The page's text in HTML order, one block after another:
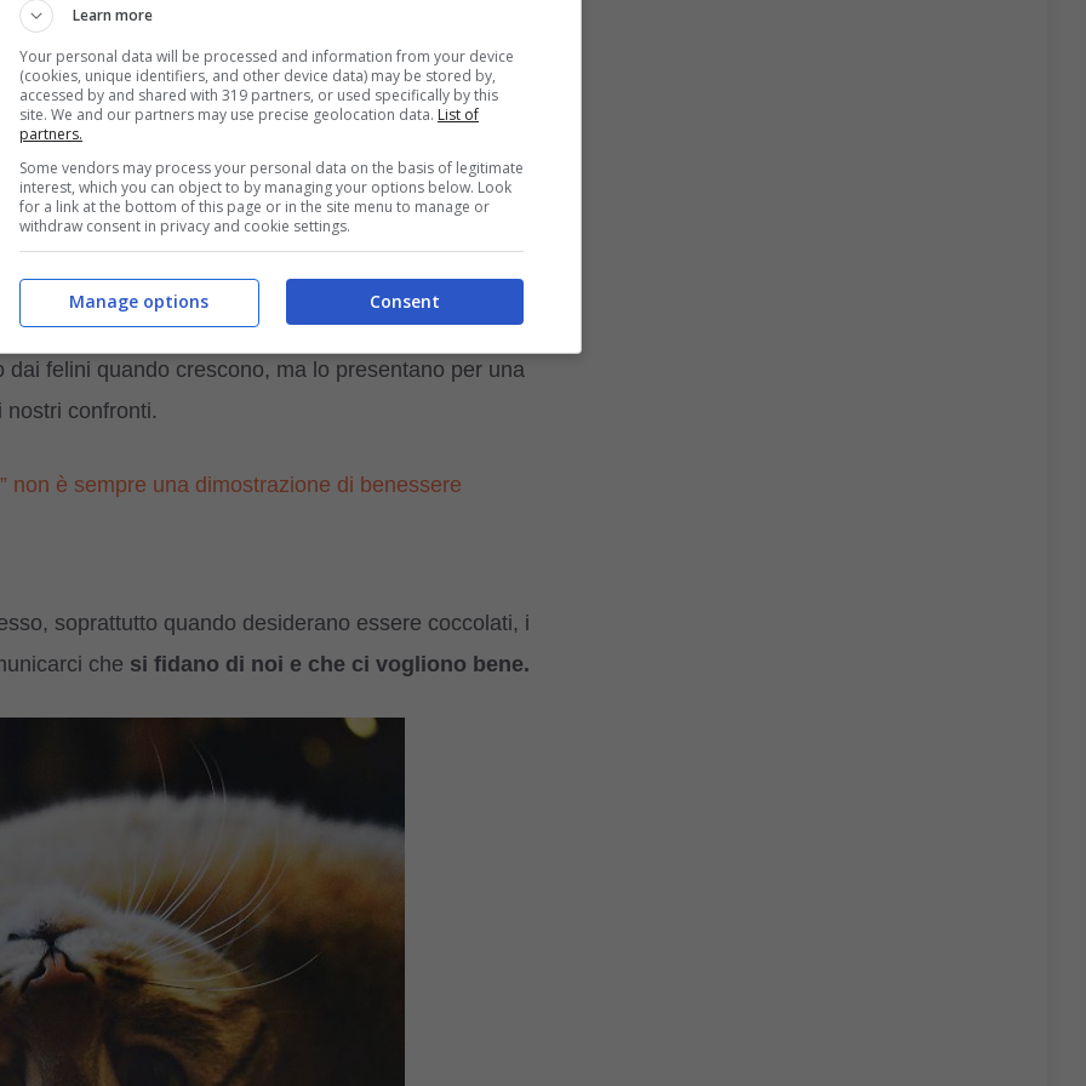
gatto”
la pasta. Quest’ultima viene chiamata anche“la
fanno i cuccioli sul ventre della mamma per far
felini quando crescono, ma lo presentano per una
nostri confronti.
non è sempre una dimostrazione di benessere
soprattutto quando desiderano essere coccolati, i
che si fidano di noi e che ci vogliono bene.
Learn more
Your personal data will be processed and information from your device
(cookies, unique identifiers, and other device data) may be stored by,
accessed by and shared with 319 partners, or used specifically by this
site. We and our partners may use precise geolocation data. List of
partners.
Some vendors may process your personal data on the basis of legitimate
interest, which you can object to by managing your options below. Look
for a link at the bottom of this page or in the site menu to manage or
withdraw consent in privacy and cookie settings.
Consent
Manage options